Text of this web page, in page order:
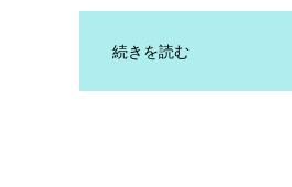
続きを読む